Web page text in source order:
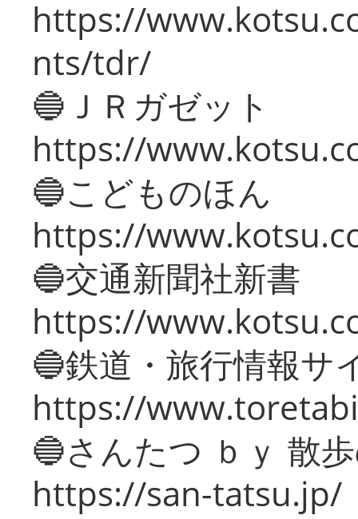
https://
nts/tdr/
🔵ＪＲガゼット
https://
🔵こどものほん
https://
🔵交通新聞社新書
https://
🔵鉄道・旅行情報サ
https://
🔵さんたつ ｂｙ 散
https://san-tatsu.jp/